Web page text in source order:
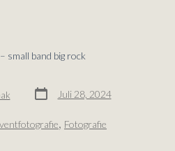
small band big rock
Juli 28, 2024
, Fotografie